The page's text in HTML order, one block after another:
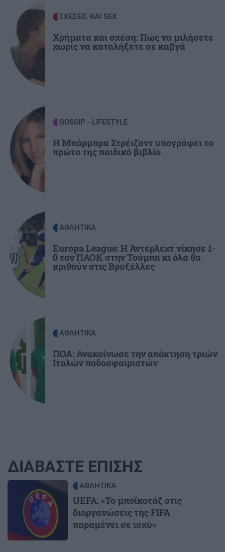
την Μακάμπι Τελ Αβίβ και ετοιμάζεται για
ΟΦΗ (βίντεο)
ΠΕΡΙΕΡΓΑ - ΠΑΡΑΞΕΝΑ
χρόνια
GOSSIP - LIFESTYLE
Γιώργος Λιάγκας: «Ο Τζορτζ Κλούνεϊ της
ΚΟΣΜΟΣ
Η Βουδαπέστη χαμηλώνει τα φώτα σε μνημεία
και ιστορικά κτίρια για να εξοικονομήσει
ΕΛΛΑΔΑ
Το τέλος μιας εποχής για το Allou! Fun Park - Η
περιοχή γυρίζει σελίδα
ΣΧΕΣΕΙΣ ΚΑΙ SEX
Χρήματα και σχέση: Πώς να μιλήσετε
χωρίς να καταλήξετε σε καβγά
GOSSIP - LIFESTYLE
Η Μπάρμπρα Στρέιζαντ υπογράφει το
πρώτο της παιδικό βιβλίο
ΑΘΛΗΤΙΚΑ
Europa League: Η Άντερλεχτ νίκησε 1-
0 τον ΠΑΟΚ στην Τούμπα κι όλα θα
κριθούν στις Βρυξέλλες
ΑΘΛΗΤΙΚΑ
ΠΟΑ: Ανακοίνωσε την απόκτηση τριών
Ιταλών ποδοσφαιριστών
ΔΙΑΒΑΣΤΕ ΕΠΙΣΗΣ
ΑΘΛΗΤΙΚΑ
UEFA: «Το μποϊκοτάζ στις
διοργανώσεις της FIFA
παραμένει σε ισχύ»